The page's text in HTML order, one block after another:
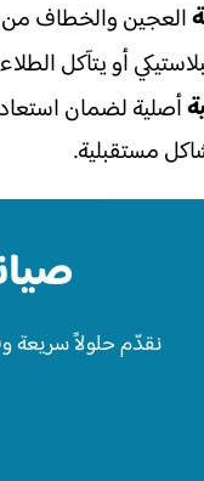
العجين والخطاف من
أو يتآكل
أصلية لضمان
مستقبلية.
نقدّم حلولاً سريعة